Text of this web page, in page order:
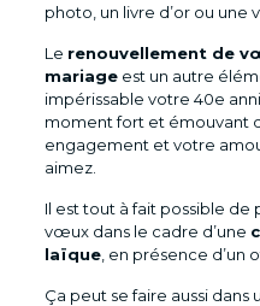
photo, un livre d’or ou une
Le renouvellement de
mariageest un autre
impérissable votre 40e
moment fort et émouvant
engagement et votre
aimez.
Il est tout à fait possible
vœux dans le cadre d’une
laïque, en présence d’un
Ça peut se faire aussi dans